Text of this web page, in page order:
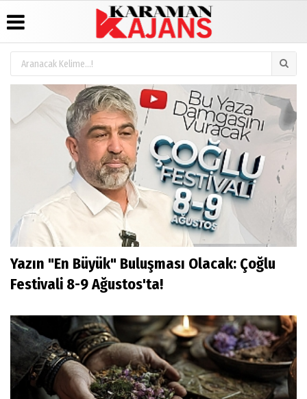
Üye Paneli
Haber
Haberleri
Hava
Durumu
Gazete
Manşetleri
Anketler
Biyografiler
Köşe
Yazarları
Video
Galeri
Foto
Galeri
Künye
İletişim
Çerez
Politikası
Gizlilik
İlkeleri
Yazın "En Büyük" Buluşması Olacak: Çoğlu
Festivali 8-9 Ağustos'ta!